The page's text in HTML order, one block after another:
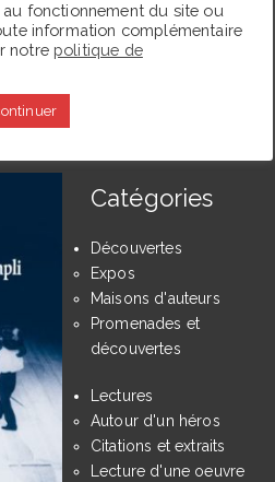
Ce blog, créé en 2009, a
de lectrice et de
lit :
Catégories
Découvertes
Expos
Maisons d'auteurs
Promenades et
découvertes
Lectures
Autour d'un héros
Citations et extraits
Lecture d'une oeuvre
fonctionnement du site ou
information complémentaire
notre politique de